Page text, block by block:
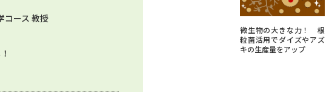
コース 教授
微生物の大きな力！ 根
粒菌活用でダイズやアズ
キの生産量をアップ